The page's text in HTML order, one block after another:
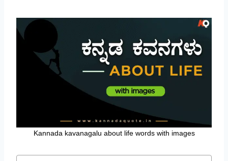
Kannada kavanagalu about life words with images